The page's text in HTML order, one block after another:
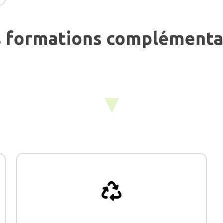
formations
▼